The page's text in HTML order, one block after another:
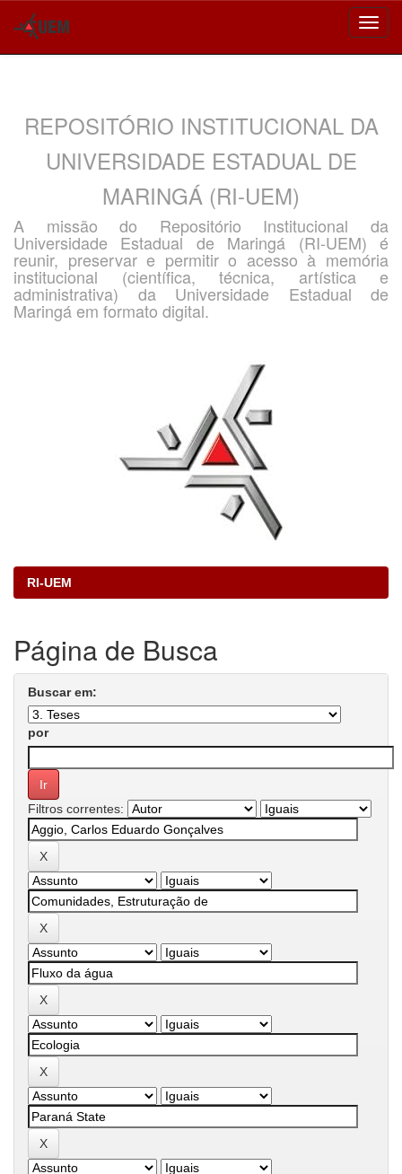
REPOSITÓRIO INSTITUCIONAL DA
UNIVERSIDADE ESTADUAL DE
MARINGÁ (RI-UEM)
A missão do Repositório Institucional da
Universidade Estadual de Maringá (RI-UEM) é
reunir, preservar e permitir o acesso à memória
institucional (científica, técnica, artística e
administrativa) da Universidade Estadual de
Maringá em formato digital.
RI-UEM
Página de Busca
Buscar em:
por
Filtros correntes: